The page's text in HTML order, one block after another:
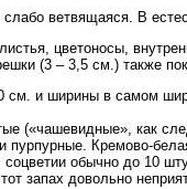
ветвящаяся. В
цветоносы,
(3 – 3,5 см.) также
см. и ширины в самом
(«чашевидные», как
пурпурные. Кремово-
обычно до 10
запах довольно